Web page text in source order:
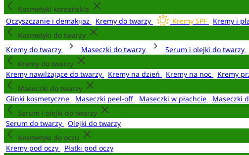
Kosmetyki koreańskie
Oczyszczanie i demakijaż
Kremy do twarzy Kremy SPF Kremy i
Kosmetyki do twarzy
Kremy do twarzy
Maseczki do twarzy Serum i olejki do twarzy
Kremy do twarzy
Kremy nawilżające do twarzy
Kremy na dzień Kremy na noc Kremy
Maseczki do twarzy
Glinki kosmetyczne
Maseczki peel-off Maseczki w płachcie Maseczki
Serum i olejki do twarzy
Serum do twarzy
Olejki do twarzy
Kosmetyki do oczu
Kremy pod oczy
Płatki pod oczy